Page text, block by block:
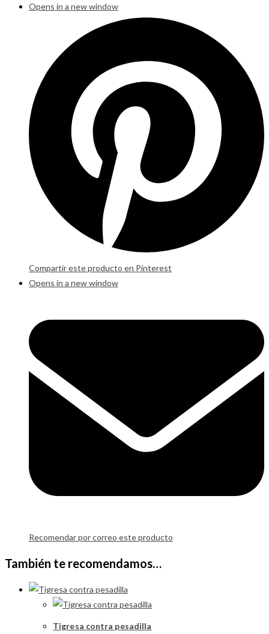
Opens in a new window
Compartir este producto en Pinterest
Opens in a new window
Recomendar por correo este producto
También te recomendamos…
Tigresa contra pesadilla